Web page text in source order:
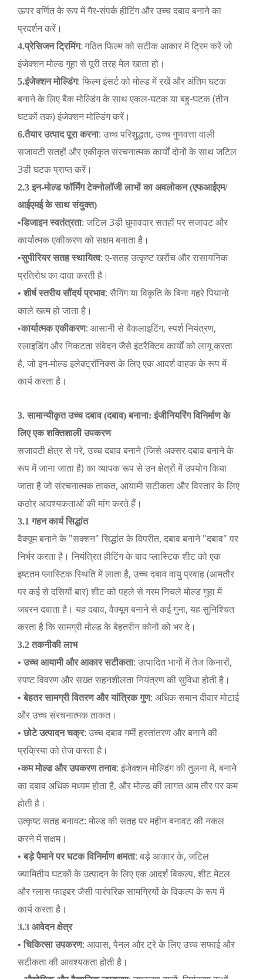
ऊपर वर्णित के रूप में गैर-संपर्क हीटिंग और उच्च दबाव बनाने का
प्रदर्शन करें।
4.प्रेसिजन ट्रिमिंग: गठित फिल्म को सटीक आकार में ट्रिम करें जो
इंजेक्शन मोल्ड गुहा से पूरी तरह मेल खाता हो।
5.इंजेक्शन मोल्डिंग: फिल्म इंसर्ट को मोल्ड में रखें और अंतिम घटक
बनाने के लिए बैक मोल्डिंग के साथ एकल-घटक या बहु-घटक (तीन
घटकों तक) इंजेक्शन मोल्डिंग करें।
6.तैयार उत्पाद पूरा करना: उच्च परिशुद्धता, उच्च गुणवत्ता वाली
सजावटी सतहों और एकीकृत संरचनात्मक कार्यों दोनों के साथ जटिल
3डी घटक प्राप्त करें।
2.3 इन-मोल्ड फॉर्मिंग टेक्नोलॉजी लाभों का अवलोकन (एफआईएम/
आईएमई के साथ संयुक्त)
•डिजाइन स्वतंत्रता: जटिल 3डी घुमावदार सतहों पर सजावट और
कार्यात्मक एकीकरण को सक्षम बनाता है।
•सुपीरियर सतह स्थायित्व: ए-सतह उत्कृष्ट खरोंच और रासायनिक
प्रतिरोध का दावा करती है।
• शीर्ष स्तरीय सौंदर्य प्रभाव: सैगिंग या विकृति के बिना गहरे पियानो
काले खत्म हो जाता है।
•कार्यात्मक एकीकरण: आसानी से बैकलाइटिंग, स्पर्श नियंत्रण,
स्लाइडिंग और निकटता संवेदन जैसे इंटरैक्टिव कार्यों को लागू करता
है, जो इन-मोल्ड इलेक्ट्रॉनिक्स के लिए एक आदर्श वाहक के रूप में
कार्य करता है।
3. सामान्यीकृत उच्च दबाव (दबाव) बनाना: इंजीनियरिंग विनिर्माण के
लिए एक शक्तिशाली उपकरण
सजावटी क्षेत्र से परे, उच्च दबाव बनाने (जिसे अक्सर दबाव बनाने के
रूप में जाना जाता है) का व्यापक रूप से उन क्षेत्रों में उपयोग किया
जाता है जो संरचनात्मक ताकत, आयामी सटीकता और विस्तार के लिए
कठोर आवश्यकताओं की मांग करते हैं।
3.1 गहन कार्य सिद्धांत
वैक्यूम बनाने के "सक्शन" सिद्धांत के विपरीत, दबाव बनाने "दबाव" पर
निर्भर करता है। नियंत्रित हीटिंग के बाद प्लास्टिक शीट को एक
इष्टतम प्लास्टिक स्थिति में लाता है, उच्च दबाव वायु प्रवाह (आमतौर
पर कई से दसियों बार) शीट को पहले से गरम निचले मोल्ड गुहा में
जबरन दबाता है। यह दबाव, वैक्यूम बनाने से कई गुना, यह सुनिश्चित
करता है कि सामग्री मोल्ड के बेहतरीन कोनों को भर दे।
3.2 तकनीकी लाभ
• उच्च आयामी और आकार सटीकता: उत्पादित भागों में तेज किनारों,
स्पष्ट विवरण और सख्त सहनशीलता नियंत्रण की सुविधा होती है।
• बेहतर सामग्री वितरण और यांत्रिक गुण: अधिक समान दीवार मोटाई
और उच्च संरचनात्मक ताकत।
• छोटे उत्पादन चक्र: उच्च दबाव गर्मी हस्तांतरण और बनाने की
प्रक्रिया को तेज करता है।
•कम मोल्ड और उपकरण तनाव: इंजेक्शन मोल्डिंग की तुलना में, बनाने
का दबाव अधिक मध्यम होता है, और मोल्ड की लागत आम तौर पर कम
होती है।
उत्कृष्ट सतह बनावट: मोल्ड की सतह पर महीन बनावट की नकल
करने में सक्षम।
• बड़े पैमाने पर घटक विनिर्माण क्षमता: बड़े आकार के, जटिल
ज्यामितीय घटकों के उत्पादन के लिए एक आदर्श विकल्प, शीट मेटल
और ग्लास फाइबर जैसी पारंपरिक सामग्रियों के विकल्प के रूप में
कार्य करता है।
3.3 आवेदन क्षेत्र
• चिकित्सा उपकरण: आवास, पैनल और ट्रे के लिए उच्च सफाई और
सटीकता की आवश्यकता होती है।